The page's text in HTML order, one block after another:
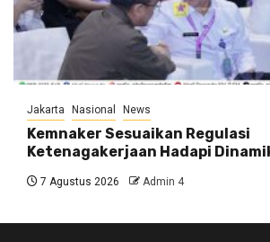
Jakarta Nasional News
Kemnaker Sesuaikan Regulasi
Ketenagakerjaan Hadapi
7 Agustus 2026 Admin 4